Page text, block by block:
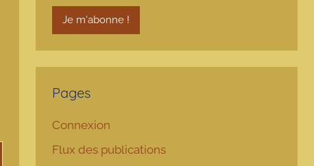
Pages
Connexion
Flux des publications